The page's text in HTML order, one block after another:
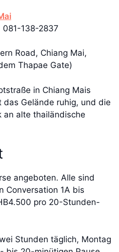
081-138-2837
Road, Chiang Mai,
Thapae Gate)
in Chiang Mais
Gelände ruhig, und die
an alte thailändische
angeboten. Alle sind
Conversation 1A bis
pro 20-Stunden-
Stunden täglich, Montag